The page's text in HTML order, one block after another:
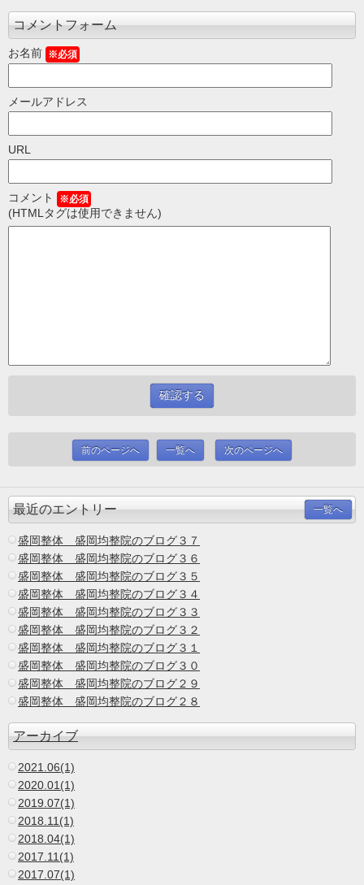
コメントフォーム
お名前 ※必須
メールアドレス
URL
コメント ※必須
(HTMLタグは使用できません)
前のページへ 一覧へ 次のページへ
最近のエントリー 一覧へ
盛岡整体 盛岡均整院のブログ３７
盛岡整体 盛岡均整院のブログ３６
盛岡整体 盛岡均整院のブログ３５
盛岡整体 盛岡均整院のブログ３４
盛岡整体 盛岡均整院のブログ３３
盛岡整体 盛岡均整院のブログ３２
盛岡整体 盛岡均整院のブログ３１
盛岡整体 盛岡均整院のブログ３０
盛岡整体 盛岡均整院のブログ２９
盛岡整体 盛岡均整院のブログ２８
アーカイブ
2021.06(1)
2020.01(1)
2019.07(1)
2018.11(1)
2018.04(1)
2017.11(1)
2017.07(1)